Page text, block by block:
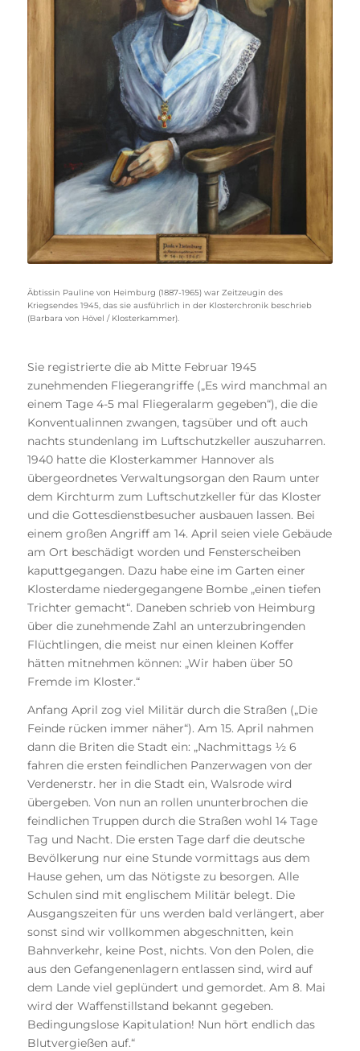
Äbtissin Pauline von Heimburg (1887-1965) war Zeitzeugin des
Kriegsendes 1945, das sie ausführlich in der Klosterchronik beschrieb
(Barbara von Hövel / Klosterkammer).
Sie registrierte die ab Mitte Februar 1945
zunehmenden Fliegerangriffe („Es wird manchmal an
einem Tage 4-5 mal Fliegeralarm gegeben“), die die
Konventualinnen zwangen, tagsüber und oft auch
nachts stundenlang im Luftschutzkeller auszuharren.
1940 hatte die Klosterkammer Hannover als
übergeordnetes Verwaltungsorgan den Raum unter
dem Kirchturm zum Luftschutzkeller für das Kloster
und die Gottesdienstbesucher ausbauen lassen. Bei
einem großen Angriff am 14. April seien viele Gebäude
am Ort beschädigt worden und Fensterscheiben
kaputtgegangen. Dazu habe eine im Garten einer
Klosterdame niedergegangene Bombe „einen tiefen
Trichter gemacht“. Daneben schrieb von Heimburg
über die zunehmende Zahl an unterzubringenden
Flüchtlingen, die meist nur einen kleinen Koffer
hätten mitnehmen können: „Wir haben über 50
Fremde im Kloster.“
Anfang April zog viel Militär durch die Straßen („Die
Feinde rücken immer näher“). Am 15. April nahmen
dann die Briten die Stadt ein: „Nachmittags ½ 6
fahren die ersten feindlichen Panzerwagen von der
Verdenerstr. her in die Stadt ein, Walsrode wird
übergeben. Von nun an rollen ununterbrochen die
feindlichen Truppen durch die Straßen wohl 14 Tage
Tag und Nacht. Die ersten Tage darf die deutsche
Bevölkerung nur eine Stunde vormittags aus dem
Hause gehen, um das Nötigste zu besorgen. Alle
Schulen sind mit englischem Militär belegt. Die
Ausgangszeiten für uns werden bald verlängert, aber
sonst sind wir vollkommen abgeschnitten, kein
Bahnverkehr, keine Post, nichts. Von den Polen, die
aus den Gefangenenlagern entlassen sind, wird auf
dem Lande viel geplündert und gemordet. Am 8. Mai
wird der Waffenstillstand bekannt gegeben.
Bedingungslose Kapitulation! Nun hört endlich das
Blutvergießen auf.“